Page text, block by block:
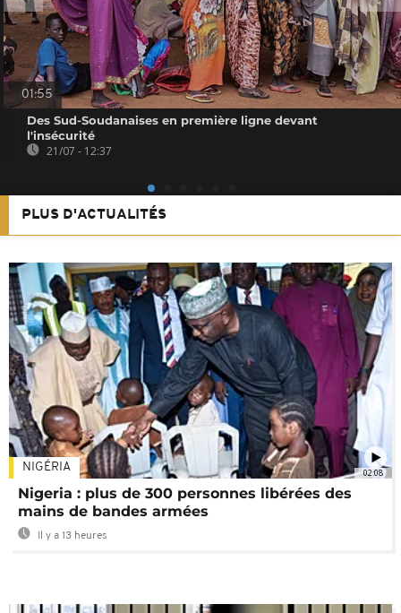
01:55
Des Sud-Soudanaises en première ligne devant
l'insécurité
21/07 - 12:37
PLUS D'ACTUALITÉS
02:08
NIGÉRIA
Nigeria : plus de 300 personnes libérées des
mains de bandes armées
Il y a 13 heures